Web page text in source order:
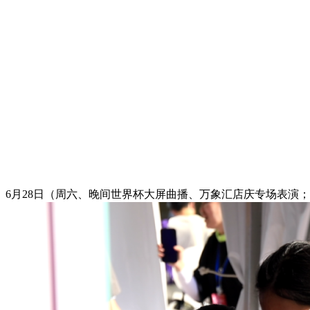
6月28日（周六、晚间世界杯大屏曲播、万象汇店庆专场表演